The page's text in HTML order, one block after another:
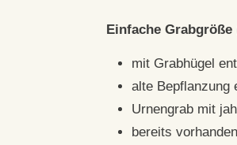
Einfache Grabgröße
mit Grabhügel
alte Bepflanzung
Urnengrab mit
bereits